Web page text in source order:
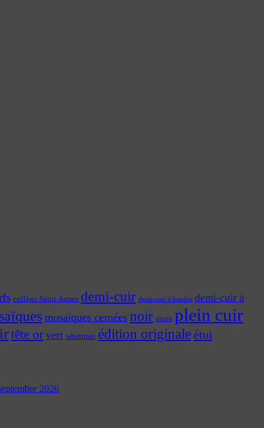
collège Saint-James demi-cuir demi-cuir à bandes demi-cuir à
mosaïques cernées noir oasis plein cuir
tête or vert whatman édition originaleétui
2026